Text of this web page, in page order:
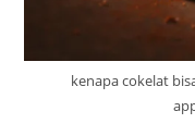
kenapa cokelat